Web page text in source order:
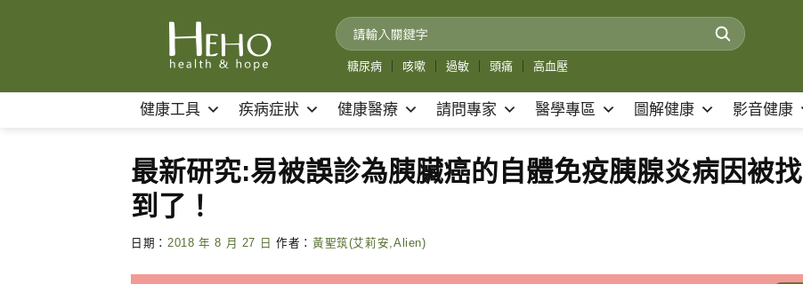
糖尿病 咳嗽 過敏 頭痛 高血壓
健康工具 疾病症狀 健康醫療 請問專家 醫學專區 圖解健康 影音健康
最新研究:易被誤診為胰臟癌的自體免疫胰腺炎病因被找
到了！
日期： 2018 年 8 月 27 日 作者： 黃聖筑(艾莉安,Alien)